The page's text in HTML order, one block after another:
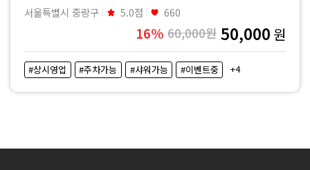
지
짱
서울특별시 중랑구 5.0점 660
16% 60,000원 50,000 원
#상시영업 #주차가능 #샤워가능 #이벤트중 +4